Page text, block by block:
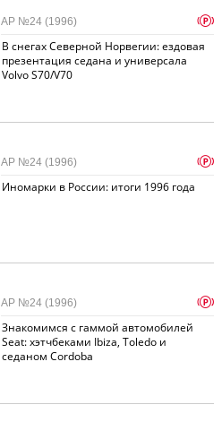
В снегах Северной Норвегии: ездовая
презентация седана и универсала
Volvo S70/V70
АР №24 (1996) p
Иномарки в России: итоги 1996 года
АР №24 (1996) p
Знакомимся с гаммой автомобилей
Seat: хэтчбеками Ibiza, Toledo и
седаном Cordoba
АР №24 (1996) p